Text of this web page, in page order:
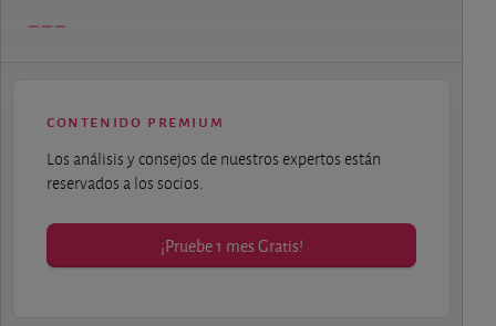
contenido premium
Los análisis y consejos de nuestros expertos están
reservados a los socios.
¡Pruebe 1 mes Gratis!